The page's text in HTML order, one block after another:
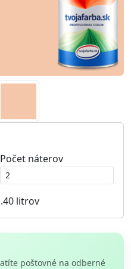
Počet náterov
litrov
poštovné na odberné